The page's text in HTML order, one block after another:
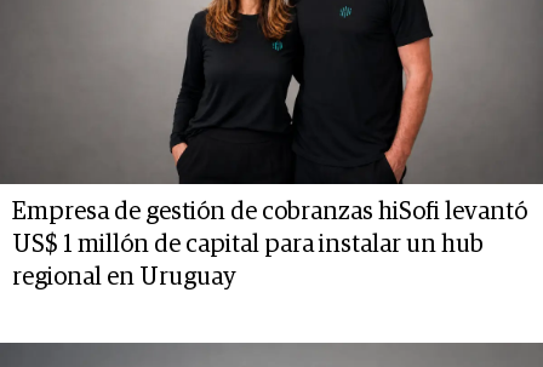
Empresa de gestión de cobranzas hiSofi levantó
US$ 1 millón de capital para instalar un hub
regional en Uruguay